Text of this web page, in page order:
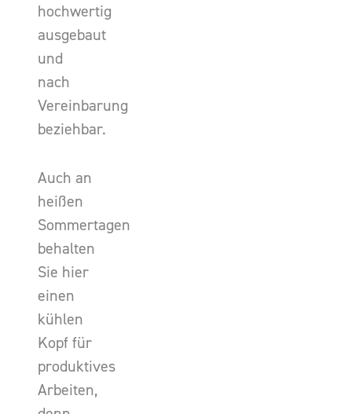
hochwertig
ausgebaut
und
nach
Vereinbarung
beziehbar.
Auch an
heißen
Sommertagen
behalten
Sie hier
einen
kühlen
Kopf für
produktives
Arbeiten,